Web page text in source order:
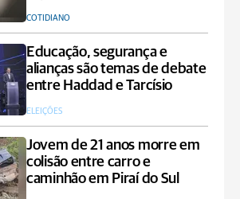
COTIDIANO
Educação, segurança e
alianças são temas de debate
entre Haddad e Tarcísio
ELEIÇÕES
Jovem de 21 anos morre em
colisão entre carro e
caminhão em Piraí do Sul